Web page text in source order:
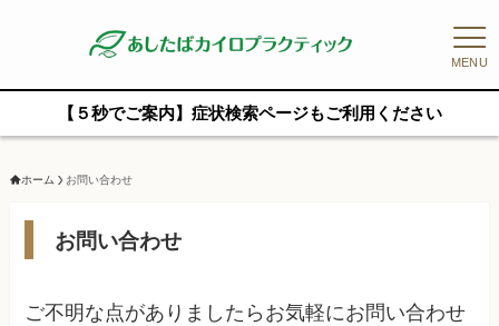
MENU
【５秒でご案内】症状検索ページもご利用ください
ホーム お問い合わせ
お問い合わせ
ご不明な点がありましたらお気軽にお問い合わせ